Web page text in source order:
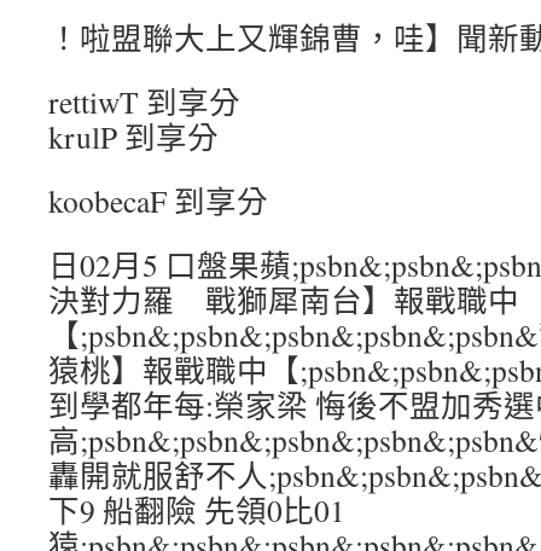
！啦盟聯大上又輝錦曹，哇】聞新
rettiwT 到享分
krulP 到享分
koobecaF 到享分
日02月5 口盤果蘋
決對力羅 戰獅犀南台】報戰職中
【
猿桃】報戰職中【
到學都年每:榮家梁 悔後不盟加秀
高
轟開就服舒不人
下9 船翻險 先領0比01